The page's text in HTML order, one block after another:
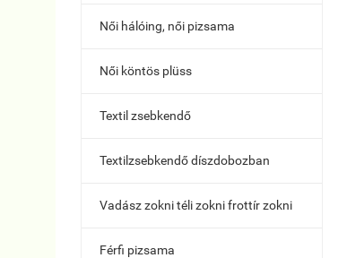
Női hálóing, női pizsama
Női köntös plüss
Textil zsebkendő
Textilzsebkendő díszdobozban
Vadász zokni téli zokni frottír zokni
Férfi pizsama